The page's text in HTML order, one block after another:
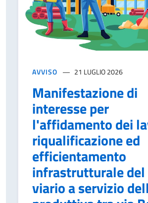
AVVISO 21 LUGLIO 2026
Manifestazione di
interesse per
l'affidamento dei
riqualificazione ed
efficientamento
infrastrutturale del
viario a servizio